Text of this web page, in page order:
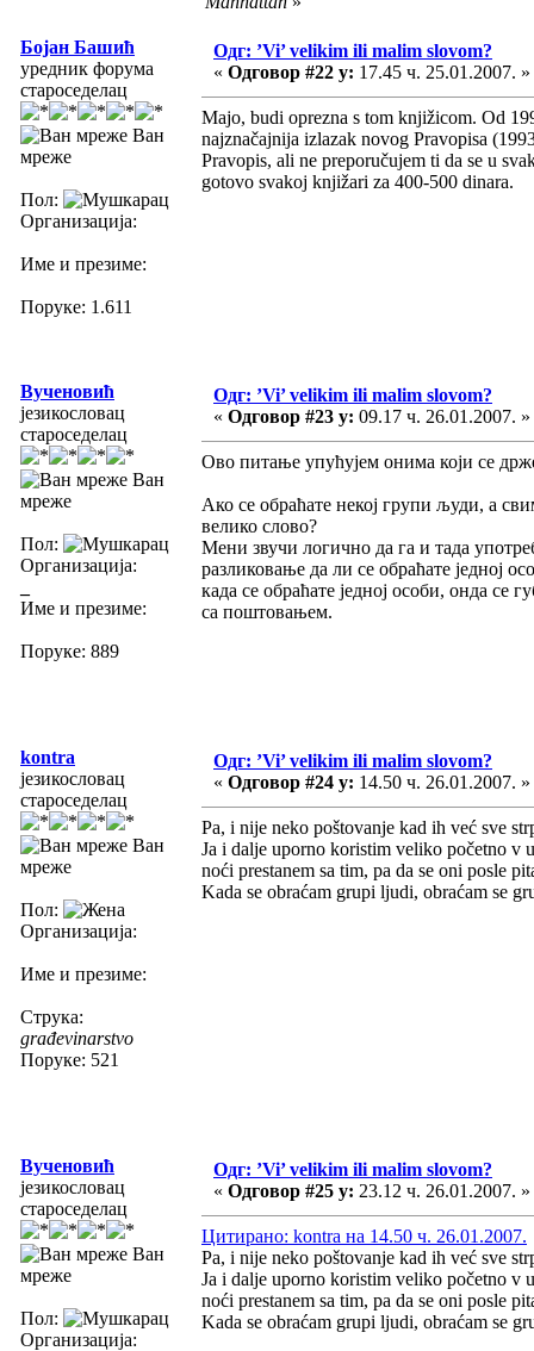
Бојан Башић
уредник форума
староседелац
Ван
мреже
Пол:
Организација:
Име и презиме:
Поруке: 1.611
Одг: ’Vi’ velikim ili malim slovom?
« Одговор #22 у: 17.45 ч. 25.01.2007. »
Majo, budi oprezna s tom knjižicom. Od
najznačajnija izlazak novog Pravopisa
Pravopis, ali ne preporučujem ti da se u
gotovo svakoj knjižari za 400-500 dinara.
Вученовић
језикословац
староседелац
Ван
мреже
Пол:
Организација:
Име и презиме:
Поруке: 889
Одг: ’Vi’ velikim ili malim slovom?
« Одговор #23 у: 09.17 ч. 26.01.2007. »
Ово питање упућујем онима који се
Ако се обраћате некој групи људи, а
велико слово?
Мени звучи логично да га и тада
разликовање да ли се обраћате једној
када се обраћате једној особи, онда се
са поштовањем.
kontra
језикословац
староседелац
Ван
мреже
Пол:
Организација:
Име и презиме:
Струка:
građevinarstvo
Поруке: 521
Одг: ’Vi’ velikim ili malim slovom?
« Одговор #24 у: 14.50 ч. 26.01.2007. »
Pa, i nije neko poštovanje kad ih već sve
Ja i dalje uporno koristim veliko početno v
noći prestanem sa tim, pa da se oni posle
Kada se obraćam grupi ljudi, obraćam se
Вученовић
језикословац
староседелац
Ван
мреже
Пол:
Организација:
Одг: ’Vi’ velikim ili malim slovom?
« Одговор #25 у: 23.12 ч. 26.01.2007. »
Цитирано: kontra на 14.50 ч. 26.01.2007.
Pa, i nije neko poštovanje kad ih već sve
Ja i dalje uporno koristim veliko početno v
noći prestanem sa tim, pa da se oni posle
Kada se obraćam grupi ljudi, obraćam se